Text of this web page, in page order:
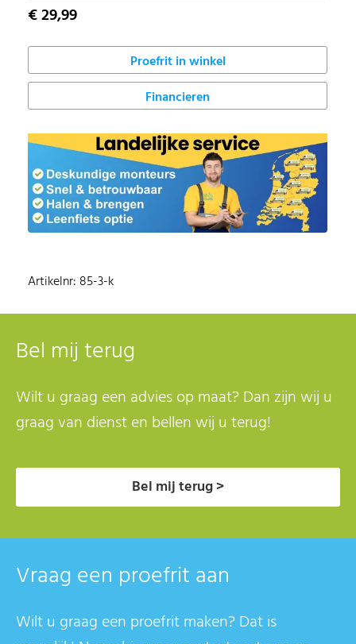
€ 29,99
Proefrit in winkel
Financieren
Artikelnr: 85-3-k
Bel mij terug
Wilt u graag een advies op maat? Dan zijn wij u
graag van dienst en bellen wij u terug!
Bel mij terug >
Vraag een proefrit aan
Wilt u graag een proefrit maken? Dat is